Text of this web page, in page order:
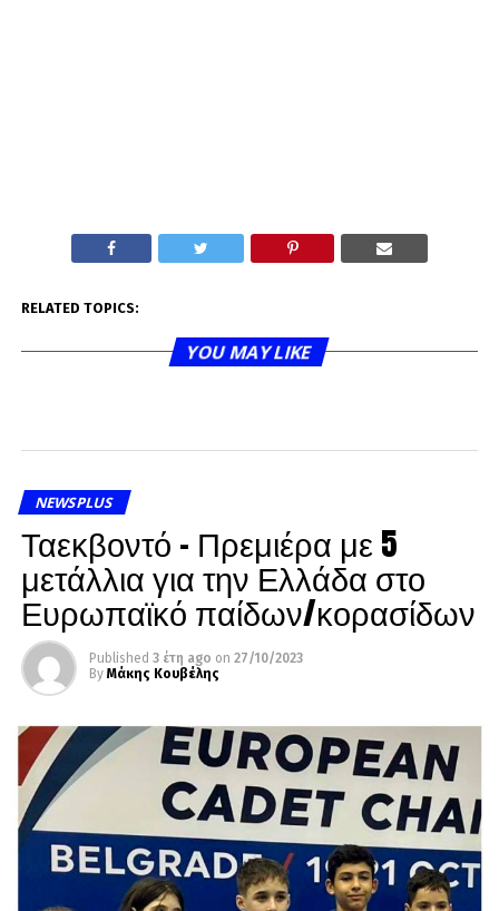
RELATED TOPICS:
YOU MAY LIKE
NEWSPLUS
Ταεκβοντό – Πρεμιέρα με 5
μετάλλια για την Ελλάδα στο
Ευρωπαϊκό παίδων/κορασίδων
Published 3 έτη ago on 27/10/2023
By Μάκης Κουβέλης